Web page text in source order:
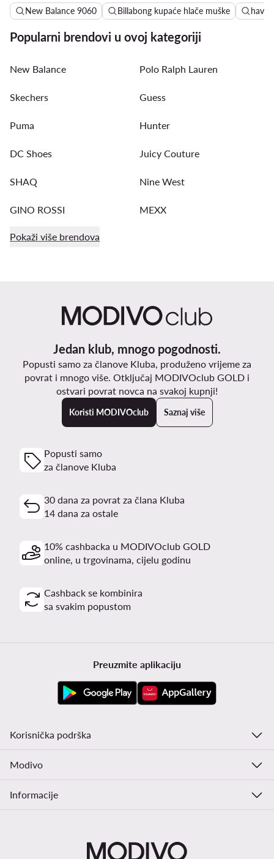
New Balance 9060 Billabong kupaće hlače muške
Popularni brendovi u ovoj kategoriji
New Balance Polo Ralph Lauren
Skechers Guess
Puma Hunter
DC Shoes Juicy Couture
SHAQ Nine West
GINO ROSSI MEXX
Pokaži više brendova
Jedan klub, mnogo pogodnosti.
Popusti samo za članove Kluba, produženo vrijeme za
povrat i mnogo više. Otključaj MODIVOclub GOLD i
ostvari povrat novca na svakoj kupnji!
Koristi MODIVOclub Saznaj više
Popusti samo
za članove Kluba
30 dana za povrat za člana Kluba
14 dana za ostale
10% cashbacka u MODIVOclub GOLD
online, u trgovinama, cijelu godinu
Cashback se kombinira
sa svakim popustom
Preuzmite aplikaciju
Korisnička podrška
Modivo
Informacije